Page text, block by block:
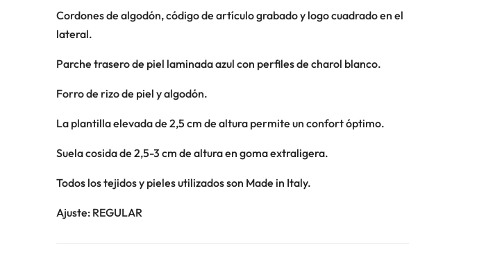
Cordones de algodón, código de artículo grabado y logo cuadrado en el
lateral.
Parche trasero de piel laminada azul con perfiles de charol blanco.
Forro de rizo de piel y algodón.
La plantilla elevada de 2,5 cm de altura permite un confort óptimo.
Suela cosida de 2,5-3 cm de altura en goma extraligera.
Todos los tejidos y pieles utilizados son Made in Italy.
Ajuste: REGULAR